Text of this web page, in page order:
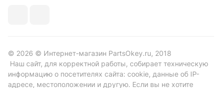
© 2026 © Интернет-магазин PartsOkey.ru, 2018
Наш сайт, для корректной работы, собирает техническую
информацию о посетителях сайта: cookie, данные об IP-
адресе, местоположении и другую. Если вы не хотите